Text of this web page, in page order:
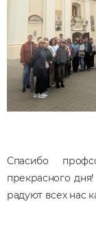
Спасибо
прекрасного
радуют всех нас